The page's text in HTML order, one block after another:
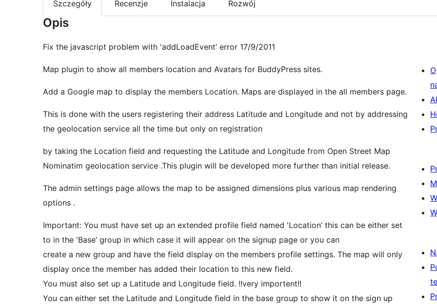
Szczegóły Recenzje Instalacja Rozwój
Opis
Fix the javascript problem with 'addLoadEvent’ error 17/9/2011
Map plugin to show all members location and Avatars for BuddyPress sites.
Add a Google map to display the members Location. Maps are displayed in the all members page.
This is done with the users registering their address Latitude and Longitude and not by addressing
the geolocation service all the time but only on registration
by taking the Location field and requesting the Latitude and Longitude from Open Street Map
Nominatim geolocation service .This plugin will be developed more further than initial release.
The admin settings page allows the map to be assigned dimensions plus various map rendering
options .
Important: You must have set up an extended profile field named 'Location’ this can be either set
to in the 'Base’ group in which case it will appear on the signup page or you can
create a new group and have the field display on the members profile settings. The map will only
display once the member has added their location to this new field.
You must also set up a Latitude and Longitude field. !!very importent!!
You can either set the Latitude and Longitude field in the base group to show it on the sign up
O